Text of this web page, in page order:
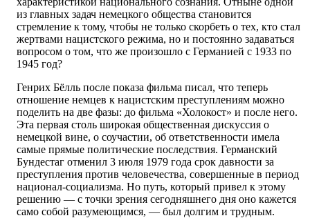
из главных задач немецкого общества становится
стремление к тому, чтобы не только скорбеть о тех, кто стал
жертвами нацистского режима, но и постоянно задаваться
вопросом о том, что же произошло с Германией с 1933 по
1945 год?
Генрих Бёлль после показа фильма писал, что теперь
отношение немцев к нацистским преступлениям можно
поделить на две фазы: до фильма «Холокост» и после него.
Эта первая столь широкая общественная дискуссия о
немецкой вине, о соучастии, об ответственности имела
самые прямые политические последствия. Германский
Бундестаг отменил 3 июля 1979 года срок давности за
преступления против человечества, совершенные в период
национал-социализма. Но путь, который привел к этому
решению — с точки зрения сегодняшнего дня оно кажется
само собой разумеющимся, — был долгим и трудным.